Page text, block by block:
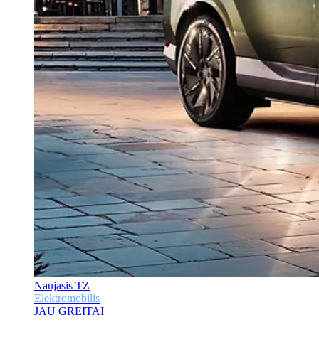
Naujasis TZ
Elektromobilis
JAU GREITAI